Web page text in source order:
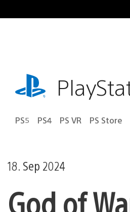
Inhalt
playstation.com
PS5 PS4 PS VR PS Store
18. Sep 2024
God of